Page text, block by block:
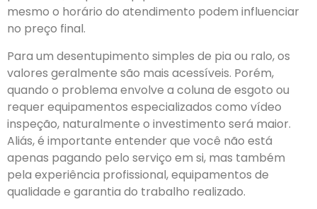
mesmo o horário do atendimento podem influenciar
no preço final.
Para um desentupimento simples de pia ou ralo, os
valores geralmente são mais acessíveis. Porém,
quando o problema envolve a coluna de esgoto ou
requer equipamentos especializados como vídeo
inspeção, naturalmente o investimento será maior.
Aliás, é importante entender que você não está
apenas pagando pelo serviço em si, mas também
pela experiência profissional, equipamentos de
qualidade e garantia do trabalho realizado.